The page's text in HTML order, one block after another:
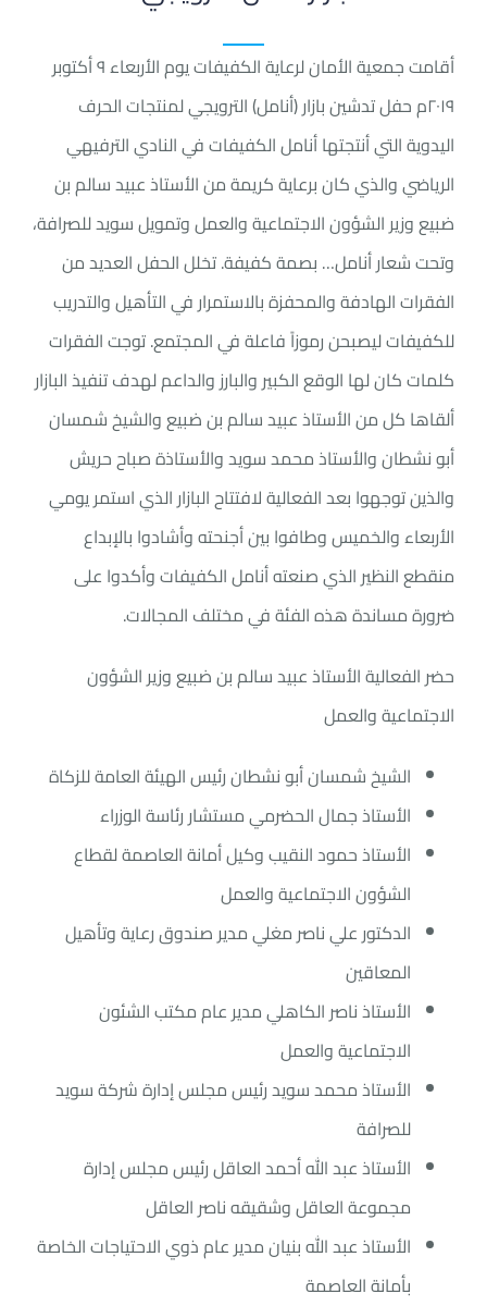
أقامت جمعية الأمان لرعاية ‏الكفيفات يوم الأربعاء ٩ أكتوبر
٢٠١٩م حفل تدشين بازار (أنامل) الترويجي لمنتجات الحرف
اليدوية التي ‏أنتجتها أنامل الكفيفات في النادي الترفيهي
الرياضي والذي كان برعاية كريمة من الأستاذ عبيد سالم بن
ضبيع وزير الشؤون الاجتماعية والعمل وتمويل سويد للصرافة،
وتحت شعار أنامل… بصمة كفيفة. تخلل الحفل العديد من
الفقرات الهادفة والمحفزة بالاستمرار في التأهيل والتدريب
للكفيفات ليصبحن رموزاً فاعلة في المجتمع. توجت الفقرات
كلمات كان لها الوقع الكبير والبارز والداعم لهدف تنفيذ البازار
ألقاها كل من الأستاذ عبيد سالم بن ضبيع والشيخ شمسان
أبو نشطان والأستاذ محمد سويد والأستاذة صباح حريش
والذين توجهوا بعد الفعالية لافتتاح البازار ‏الذي استمر يومي
الأربعاء والخميس وطافوا بين أجنحته وأشادوا بالإبداع
منقطع النظير الذي صنعته أنامل الكفيفات وأكدوا على
ضرورة مساندة هذه الفئة في مختلف المجالات.
حضر الفعالية الأستاذ عبيد سالم بن ضبيع وزير الشؤون
الاجتماعية والعمل
الشيخ شمسان أبو نشطان رئيس الهيئة العامة للزكاة
الأستاذ جمال الحضرمي مستشار رئاسة الوزراء
الأستاذ حمود النقيب وكيل أمانة العاصمة لقطاع
الشؤون الاجتماعية والعمل
الدكتور علي ناصر مغلي مدير صندوق رعاية وتأهيل
المعاقين
الأستاذ ناصر الكاهلي مدير عام مكتب الشئون
الاجتماعية والعمل
الأستاذ محمد سويد رئيس مجلس إدارة شركة سويد
للصرافة
الأستاذ عبد الله أحمد العاقل رئيس مجلس إدارة
مجموعة العاقل وشقيقه ناصر العاقل
الأستاذ عبد الله بنيان مدير عام ذوي الاحتياجات الخاصة
بأمانة العاصمة